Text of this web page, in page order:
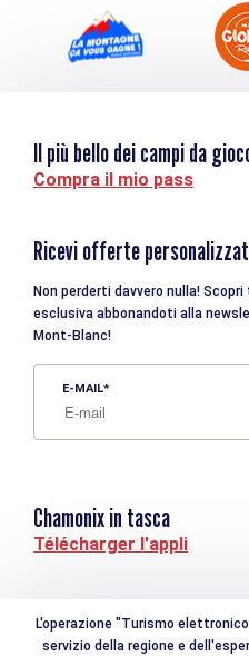
Il più bello dei campi da
Compra il mio pass
Ricevi offerte
Non perderti davvero nulla!
esclusiva abbonandoti alla
Mont-Blanc!
E-MAIL
Chamonix in tasca
Télécharger l'appli
L'operazione "Turismo
servizio della regione e